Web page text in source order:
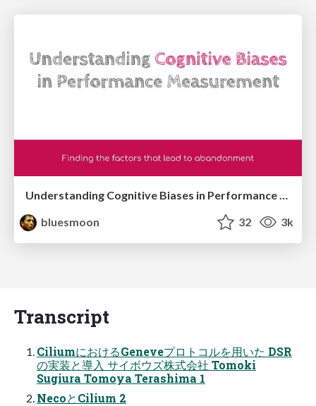
bluesmoon
32 3k
Transcript
CiliumにおけるGeneveプロトコルを⽤いた DSR
の実装と導⼊ サイボウズ株式会社 Tomoki
Sugiura Tomoya Terashima 1
NecoとCilium 2